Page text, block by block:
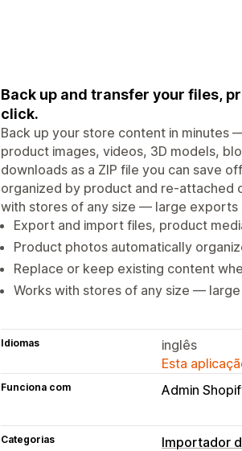
Back up and transfer your files,
click.
Back up your store content in minutes
product images, videos, 3D models,
downloads as a ZIP file you can save
organized by product and re-attached
with stores of any size — large exports
Export and import files, product
Product photos automatically
Replace or keep existing content
Works with stores of any size —
Idiomas
inglês
Esta
Funciona com Admin
Categorias Importador